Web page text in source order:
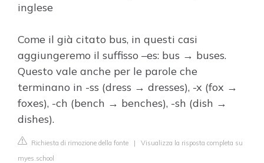
inglese
Come il già citato bus, in questi casi
aggiungeremo il suffisso –es: bus → buses.
Questo vale anche per le parole che
terminano in -ss (dress → dresses), -x (fox →
foxes), -ch (bench → benches), -sh (dish →
dishes).
Richiesta di rimozione della fonte | Visualizza la risposta completa su
myes.school